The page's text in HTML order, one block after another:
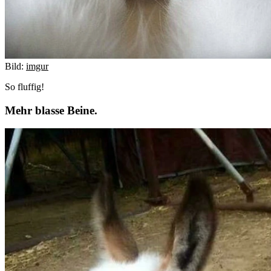
Bild: imgur
So fluffig!
Mehr blasse Beine.